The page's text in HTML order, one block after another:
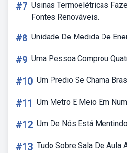
#7 Usinas Termoelétricas
Fontes Renováveis.
#8 Unidade De Medida De
#9 Uma Pessoa Comprou
#10 Um Predio Se Chama
#11 Um Metro E Meio Em
#12 Um De Nós Está
#13 Tudo Sobre Sala De Aula